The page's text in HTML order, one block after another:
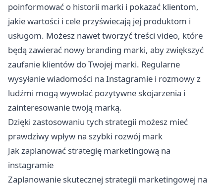
poinformować o historii marki i pokazać klientom,
jakie wartości i cele przyświecają jej produktom i
usługom. Możesz nawet tworzyć treści video, które
będą zawierać nowy branding marki, aby zwiększyć
zaufanie klientów do Twojej marki. Regularne
wysyłanie wiadomości na Instagramie i rozmowy z
ludźmi mogą wywołać pozytywne skojarzenia i
zainteresowanie twoją marką.
Dzięki zastosowaniu tych strategii możesz mieć
prawdziwy wpływ na szybki rozwój mark
Jak zaplanować strategię marketingową na
instagramie
Zaplanowanie skutecznej strategii marketingowej na